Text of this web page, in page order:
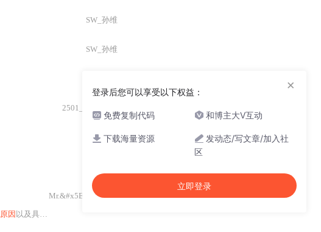
SW_孙维
SW_孙维
2501_91301932
冰凝之间
原因 以及具体的解决方案。
Mr.&#x5E9E; 358
登录后您可以享受以下权益：
免费复制代码 和博主大V互动
下载海量资源
发动态/写文章/加入社
区
×
立即登录